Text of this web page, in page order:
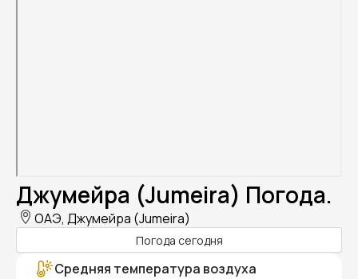
Джумейра (Jumeira) Погода.
ОАЭ, Джумейра (Jumeira)
Погода сегодня
Средняя температура воздуха